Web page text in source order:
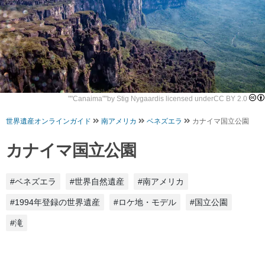
""Canaima""by Stig Nygaard is licensed underCC BY 2.0
世界遺産オンラインガイド 南アメリカ ベネズエラ カナイマ国立公園
カナイマ国立公園
#ベネズエラ #世界自然遺産 #南アメリカ
#1994年登録の世界遺産 #ロケ地・モデル #国立公園
#滝